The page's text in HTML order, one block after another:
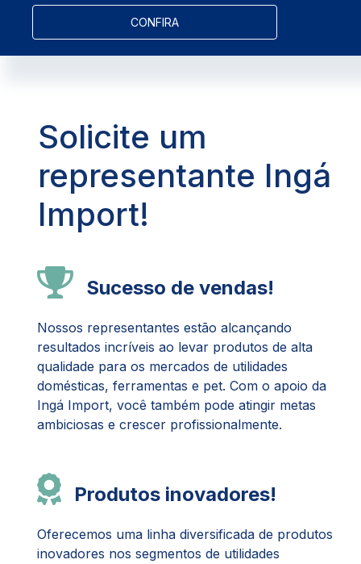
CONFIRA
Solicite um
representante Ingá
Import!
Sucesso de vendas!
Nossos representantes estão alcançando
resultados incríveis ao levar produtos de alta
qualidade para os mercados de utilidades
domésticas, ferramentas e pet. Com o apoio da
Ingá Import, você também pode atingir metas
ambiciosas e crescer profissionalmente.
Produtos inovadores!
Oferecemos uma linha diversificada de produtos
inovadores nos segmentos de utilidades